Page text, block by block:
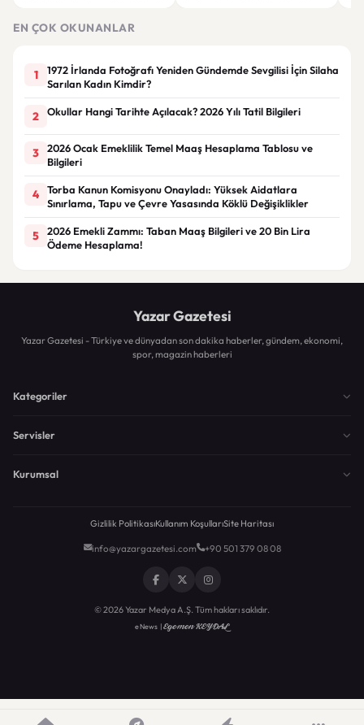
EN ÇOK OKUNANLAR
1
1972 İrlanda Fotoğrafı Yeniden Gündemde Sevgilisi İçin Silaha
Sarılan Kadın Kimdir?
2 Okullar Hangi Tarihte Açılacak? 2026 Yılı Tatil Bilgileri
3
2026 Ocak Emeklilik Temel Maaş Hesaplama Tablosu ve
Bilgileri
4
Torba Kanun Komisyonu Onayladı: Yüksek Aidatlara
Sınırlama, Tapu ve Çevre Yasasında Köklü Değişiklikler
5
2026 Emekli Zammı: Taban Maaş Bilgileri ve 20 Bin Lira
Ödeme Hesaplama!
Yazar Gazetesi
Yazar Gazetesi - Türkiye ve dünyadan son dakika haberler, gündem, ekonomi,
spor, magazin haberleri
Kategoriler
Servisler
Kurumsal
Gizlilik PolitikasıKullanım KoşullarıSite Haritası
info@yazargazetesi.com +90 501 379 08 08
© 2026 Yazar Medya A.Ş. Tüm hakları saklıdır.
eNews |Egemen KEYDAL